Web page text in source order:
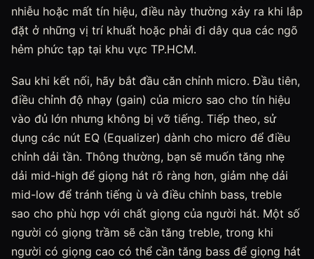
nhiễu hoặc mất tín hiệu, điều này thường xảy ra khi lắp
đặt ở những vị trí khuất hoặc phải đi dây qua các ngõ
hẻm phức tạp tại khu vực TP.HCM.
Sau khi kết nối, hãy bắt đầu căn chỉnh micro. Đầu tiên,
điều chỉnh độ nhạy (gain) của micro sao cho tín hiệu
vào đủ lớn nhưng không bị vỡ tiếng. Tiếp theo, sử
dụng các nút EQ (Equalizer) dành cho micro để điều
chỉnh dải tần. Thông thường, bạn sẽ muốn tăng nhẹ
dải mid-high để giọng hát rõ ràng hơn, giảm nhẹ dải
mid-low để tránh tiếng ù và điều chỉnh bass, treble
sao cho phù hợp với chất giọng của người hát. Một số
người có giọng trầm sẽ cần tăng treble, trong khi
người có giọng cao có thể cần tăng bass để giọng hát